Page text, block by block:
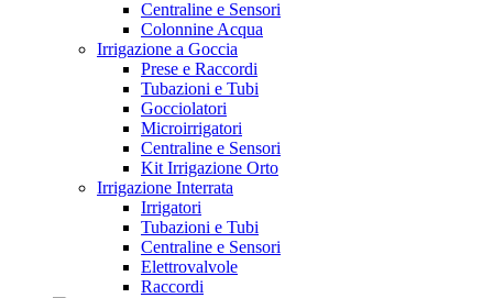
Centraline e Sensori
Colonnine Acqua
Irrigazione a Goccia
Prese e Raccordi
Tubazioni e Tubi
Gocciolatori
Microirrigatori
Centraline e Sensori
Kit Irrigazione Orto
Irrigazione Interrata
Irrigatori
Tubazioni e Tubi
Centraline e Sensori
Elettrovalvole
Raccordi